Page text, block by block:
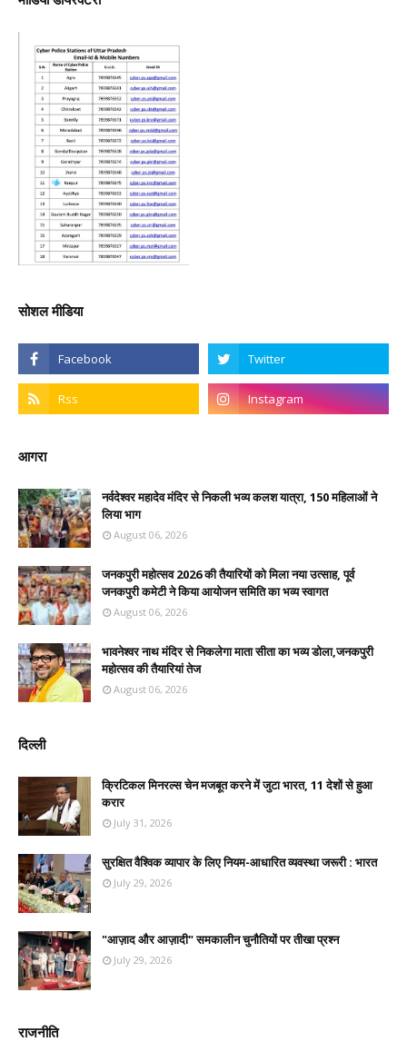
सोशल मीडिया
आगरा
नर्वदेश्वर महादेव मंदिर से निकली भव्य कलश यात्रा, 150 महिलाओं ने
लिया भाग
August 06, 2026
जनकपुरी महोत्सव 2026 की तैयारियों को मिला नया उत्साह, पूर्व
जनकपुरी कमेटी ने किया आयोजन समिति का भव्य स्वागत
August 06, 2026
भावनेश्वर नाथ मंदिर से निकलेगा माता सीता का भव्य डोला,जनकपुरी
महोत्सव की तैयारियां तेज
August 06, 2026
दिल्ली
क्रिटिकल मिनरल्स चेन मजबूत करने में जुटा भारत, 11 देशों से हुआ
करार
July 31, 2026
सुरक्षित वैश्विक व्यापार के लिए नियम-आधारित व्यवस्था जरूरी : भारत
July 29, 2026
"आज़ाद और आज़ादी" समकालीन चुनौतियों पर तीखा प्रश्न
July 29, 2026
राजनीति